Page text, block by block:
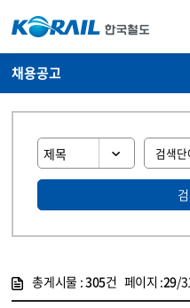
채용공고
총게시물 :305건 페이지 :29/